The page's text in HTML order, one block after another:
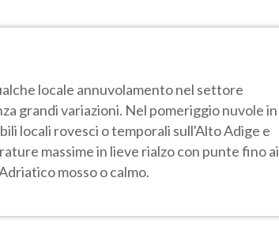
locale annuvolamento nel settore
grandi variazioni. Nel pomeriggio nuvole in
locali rovesci o temporali sull'Alto Adige e
massime in lieve rialzo con punte fino ai
mosso o calmo.